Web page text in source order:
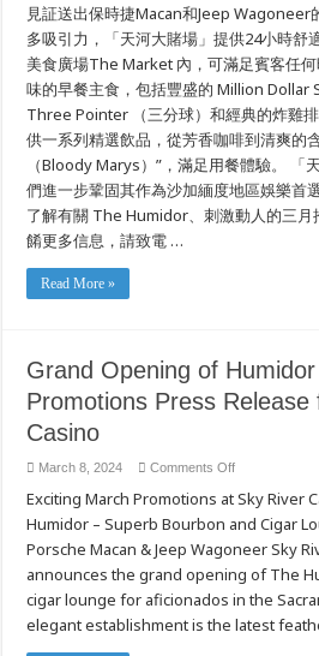
다.
見証送出保時捷Macan和Jeep Wagoneer
多吸引力，「天河大賭場」提供24小時舒
美食廣場The Market 內，可滿足賓客任
味的早餐主食，包括豐盛的 Million Dollar
Three Pointer （三分球）和經典的炸雞
供一系列精選飲品，從芳香咖啡到清爽的
（Bloody Marys）”，滿足用餐體驗。 「
們進一步鞏固其作為沙加緬度地區娛樂首
了解有關 The Humidor、刺激動人的三
餚更多信息，請致電 …
Read More »
Grand Opening of
Promotions Press Release
Casino
March 8, 2024 Comments Offon
Opening
of
Humidor
March
Promotions
Press
Release
for
Sky
Exciting March Promotions at Sky River
Humidor – Superb Bourbon and Cigar
Porsche Macan & Jeep Wagoneer Sky
announces the grand opening of The
cigar lounge for aficionados in the
elegant establishment is the latest